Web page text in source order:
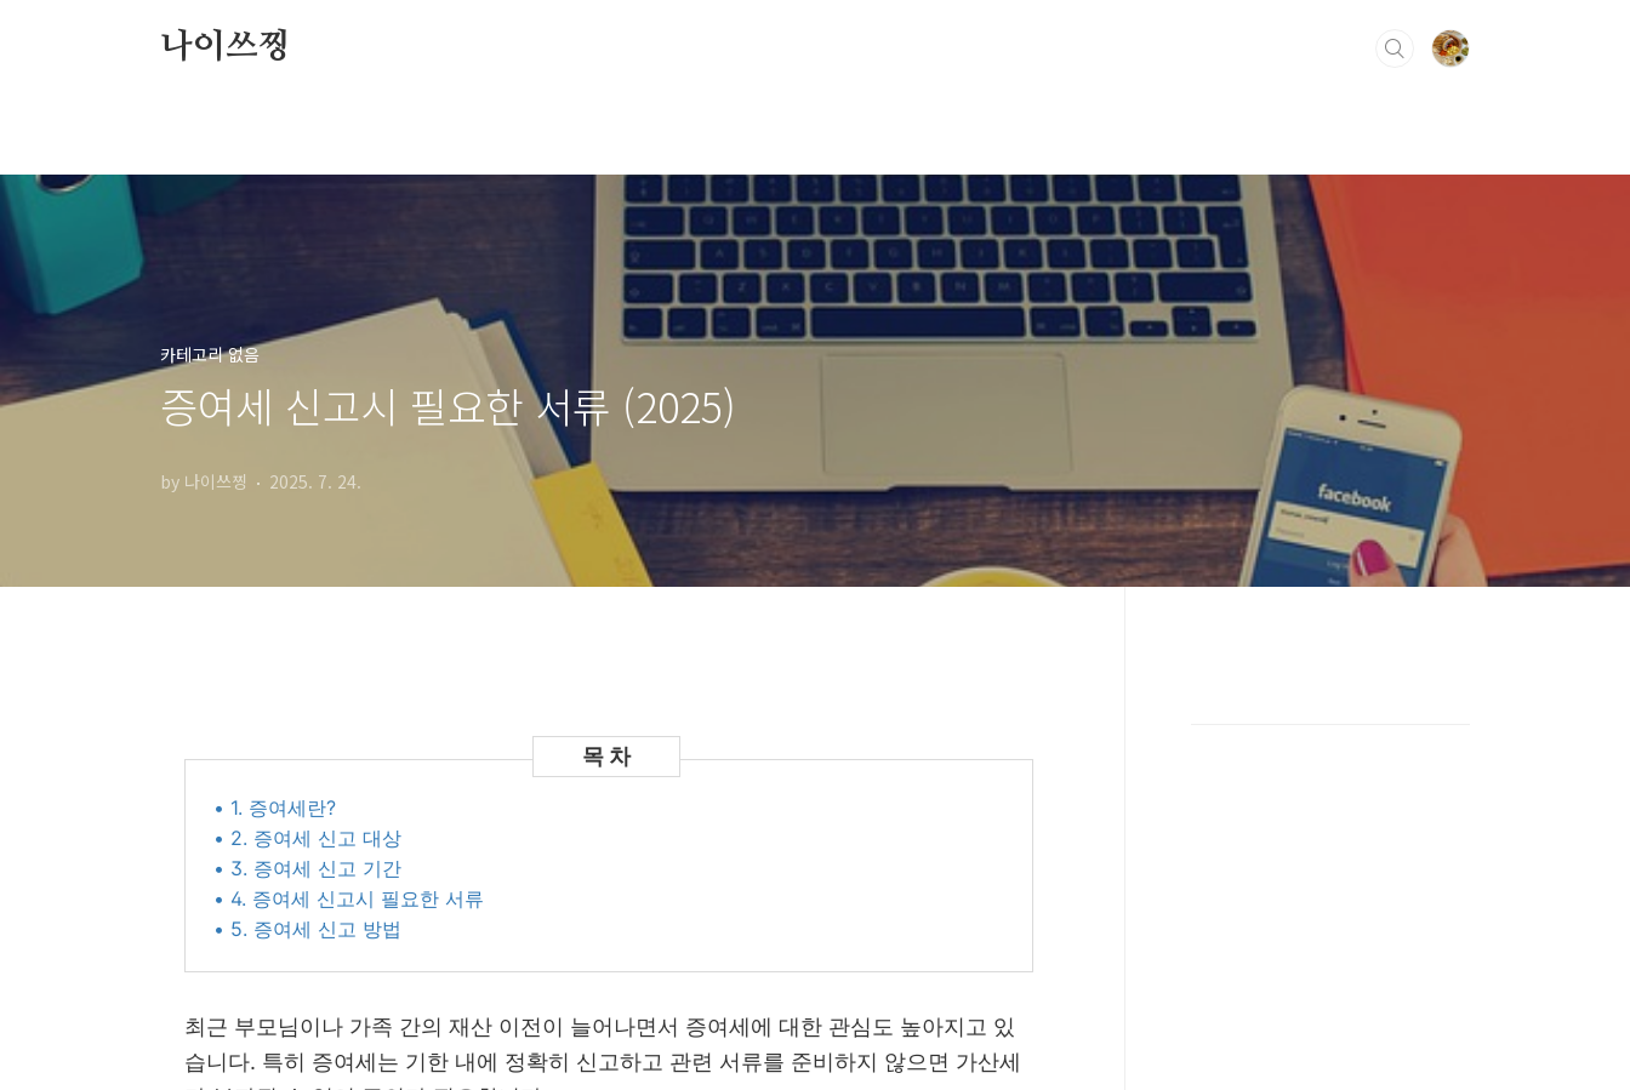
나이쓰찡
카테고리 없음
증여세 신고시 필요한 서류 (2025)
by 나이쓰찡 2025. 7. 24.
• 1. 증여세란?
• 2. 증여세 신고 대상
• 3. 증여세 신고 기간
• 4. 증여세 신고시 필요한 서류
• 5. 증여세 신고 방법
최근 부모님이나 가족 간의 재산 이전이 늘어나면서 증여세에 대한 관심도 높아지고 있
습니다. 특히 증여세는 기한 내에 정확히 신고하고 관련 서류를 준비하지 않으면 가산세